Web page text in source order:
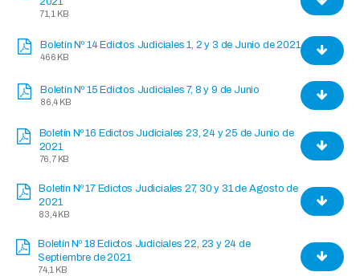
71,1 KB
Boletín Nº 14 Edictos Judiciales 1, 2 y 3 de Junio de 2021
466 KB
Boletín Nº 15 Edictos Judiciales 7, 8 y 9 de Junio
86,4 KB
Boletín Nº 16 Edictos Judiciales 23, 24 y 25 de Junio de
2021
76,7 KB
Boletín Nº 17 Edictos Judiciales 27, 30 y 31 de Agosto de
2021
83,4 KB
Boletín Nº 18 Edictos Judiciales 22, 23 y 24 de
Septiembre de 2021
74,1 KB